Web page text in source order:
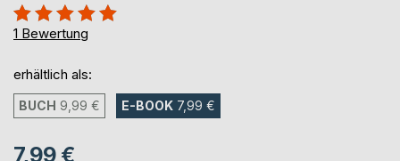
Bewertung::
100%
1 Bewertung
erhältlich als:
BUCH 9,99 € E-BOOK 7,99 €
7,99 €